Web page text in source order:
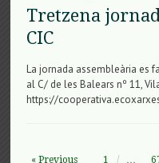
Tretzena
CIC
La jornada assembleària es
al C/ de les Balears nº 11,
https://
« Previous 1 …